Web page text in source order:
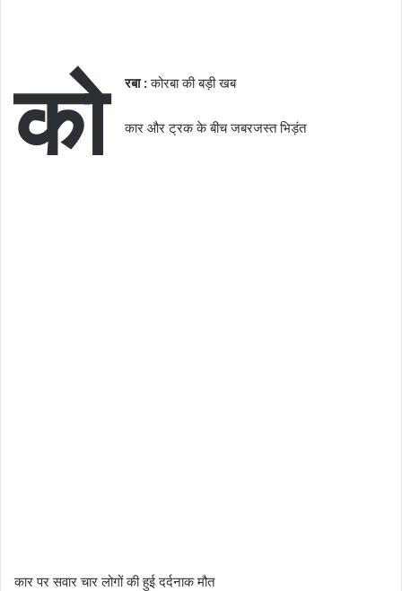
को रबा :कोरबा की बड़ी खब
कार और ट्रक के बीच जबरजस्त भिड़ंत
कार पर सवार चार लोगों की हुई दर्दनाक मौत